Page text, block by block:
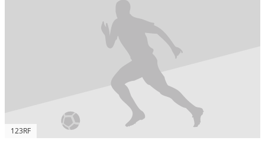
123RF